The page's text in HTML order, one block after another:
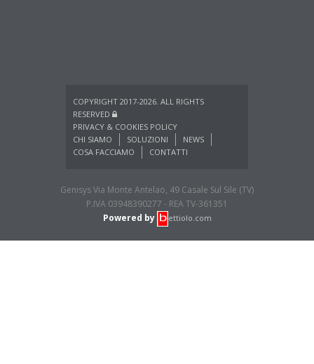
COPYRIGHT 2017-2026. ALL RIGHTS
RESERVED
PRIVACY & COOKIES POLICY
CHI SIAMO
SOLUZIONI
NEWS
COSA FACCIAMO
CONTATTI
Genisys Via Monte Antelao, 49 Casale Sul Sile (TV)
P.IVA 03948390277 - REA TV-361351
Powered by
ettiolo.com